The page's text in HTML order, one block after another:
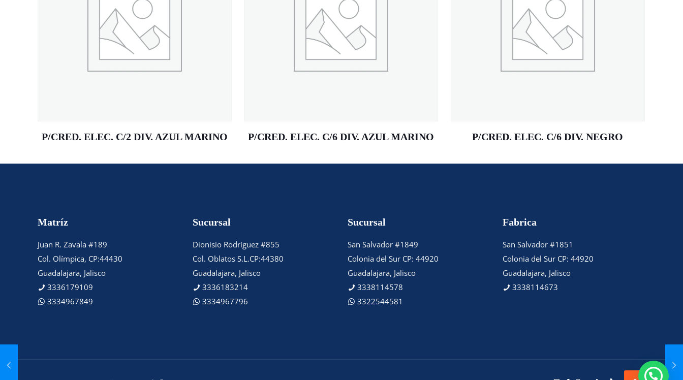
P/CRED. ELEC. C/2 DIV. AZUL MARINO P/CRED. ELEC. C/6 DIV. AZUL MARINO P/CRED. ELEC. C/6 DIV. NEGRO
Matríz
Juan R. Zavala #189
Col. Olímpica, CP:44430
Guadalajara, Jalisco
3336179109
3334967849
Sucursal
Dionisio Rodríguez #855
Col. Oblatos S.L.CP:44380
Guadalajara, Jalisco
3336183214
3334967796
Sucursal
San Salvador #1849
Colonia del Sur CP: 44920
Guadalajara, Jalisco
3338114578
3322544581
Fabrica
San Salvador #1851
Colonia del Sur CP: 44920
Guadalajara, Jalisco
3338114673